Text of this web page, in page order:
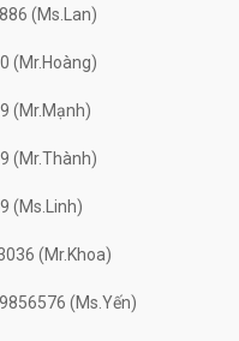
(Ms.Lan)
(Mr.Hoàng)
(Mr.Mạnh)
(Mr.Thành)
(Ms.Linh)
(Mr.Khoa)
(Ms.Yến)